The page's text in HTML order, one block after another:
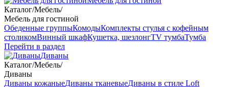
Каталог/Мебель/
Мебель для гостиной
Обеденные группыКомодыКомплекты стулья с кофейным
столикомВинный шкафКушетка, шезлонгTV тумбаТумба
Перейти в раздел
Диваны
Каталог/Мебель/
Диваны
Диваны кожаныеДиваны тканевыеДиваны в стиле Loft